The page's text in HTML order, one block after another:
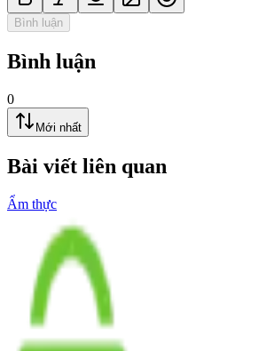
Bình luận
Bình luận
0
Mới nhất
Bài viết liên quan
Ẩm thực